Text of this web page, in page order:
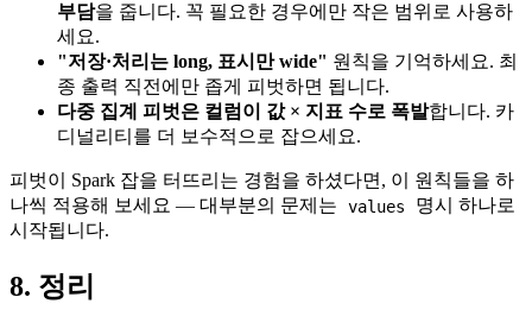
부담을 줍니다. 꼭 필요한 경우에만 작은 범위로 사용하
세요.
"저장·처리는 long, 표시만 wide" 원칙을 기억하세요. 최
종 출력 직전에만 좁게 피벗하면 됩니다.
다중 집계 피벗은 컬럼이 값 × 지표 수로 폭발합니다. 카
디널리티를 더 보수적으로 잡으세요.
피벗이 Spark 잡을 터뜨리는 경험을 하셨다면, 이 원칙들을 하
나씩 적용해 보세요 — 대부분의 문제는
values
명시 하나로
시작됩니다.
8. 정리